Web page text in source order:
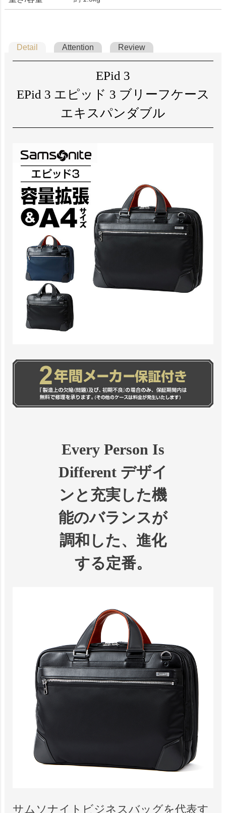
Detail Attention Review
EPid 3
EPid 3 エピッド 3 ブリーフケース
エキスパンダブル
Every Person Is
Different デザイ
ンと充実した機
能のバランスが
調和した、進化
する定番。
サムソナイトビジネスバッグを代表す